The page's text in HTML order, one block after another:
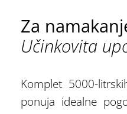
Za
Učinkovita
Komplet 5000-
ponuja idealne